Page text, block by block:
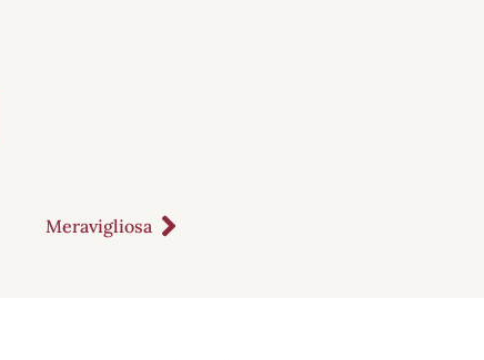
Meravigliosa